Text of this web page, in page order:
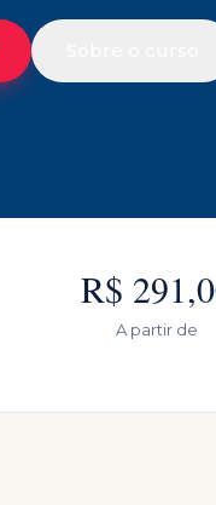
R$
A partir de